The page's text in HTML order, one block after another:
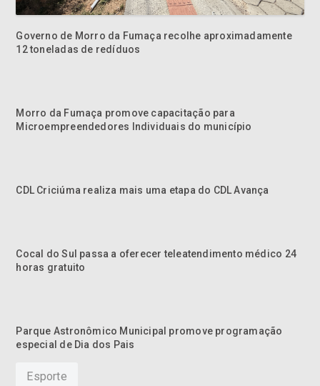
Governo de Morro da Fumaça recolhe aproximadamente
12 toneladas de redíduos
Morro da Fumaça promove capacitação para
Microempreendedores Individuais do município
CDL Criciúma realiza mais uma etapa do CDL Avança
Cocal do Sul passa a oferecer teleatendimento médico 24
horas gratuito
Parque Astronômico Municipal promove programação
especial de Dia dos Pais
Esporte